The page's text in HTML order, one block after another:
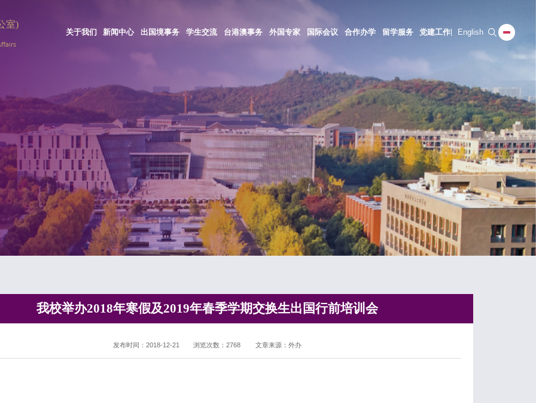
关于我们 新闻中心 出国境事务 学生交流 台港澳事务 外国专家 国际会议 合作办学 留学服务 党建工作 English
我校举办2018年寒假及2019年春季学期交换生出国行前培训会
发布时间：2018-12-21 浏览次数： 2768 文章来源：外办